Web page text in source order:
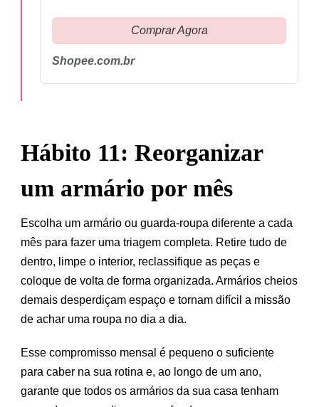
Comprar Agora
Shopee.com.br
Hábito 11: Reorganizar
um armário por mês
Escolha um armário ou guarda-roupa diferente a cada
mês para fazer uma triagem completa. Retire tudo de
dentro, limpe o interior, reclassifique as peças e
coloque de volta de forma organizada. Armários cheios
demais desperdiçam espaço e tornam difícil a missão
de achar uma roupa no dia a dia.
Esse compromisso mensal é pequeno o suficiente
para caber na sua rotina e, ao longo de um ano,
garante que todos os armários da sua casa tenham